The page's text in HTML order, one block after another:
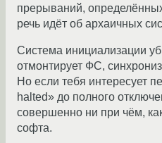
прерываний,
речь идёт об архаичных
Система инициализации
отмонтирует ФС,
Но если тебя интересует
halted» до полного
совершенно ни при чём,
софта.